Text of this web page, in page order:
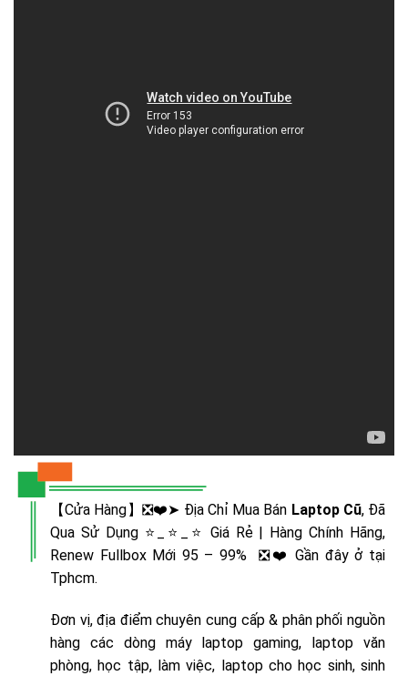
【Cửa Hàng】❎❤️➤ Địa Chỉ Mua Bán Laptop Cũ, Đã
Qua Sử Dụng ⭐_⭐_⭐ Giá Rẻ | Hàng Chính Hãng,
Renew Fullbox Mới 95 – 99% ❎❤️ Gần đây ở tại
Tphcm.
Đơn vị, địa điểm chuyên cung cấp & phân phối nguồn
hàng các dòng máy laptop gaming, laptop văn
phòng, học tập, làm việc, laptop cho học sinh, sinh